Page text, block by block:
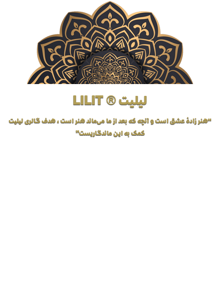
لیلیت ® LILIT
“هنر زادهٔ عشق است و آنچه که بعد از ما می‌ماند هنر است، هدف گالری لیلیت
کمک به این ماندگاریست”